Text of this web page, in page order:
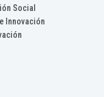
Social
Innovación